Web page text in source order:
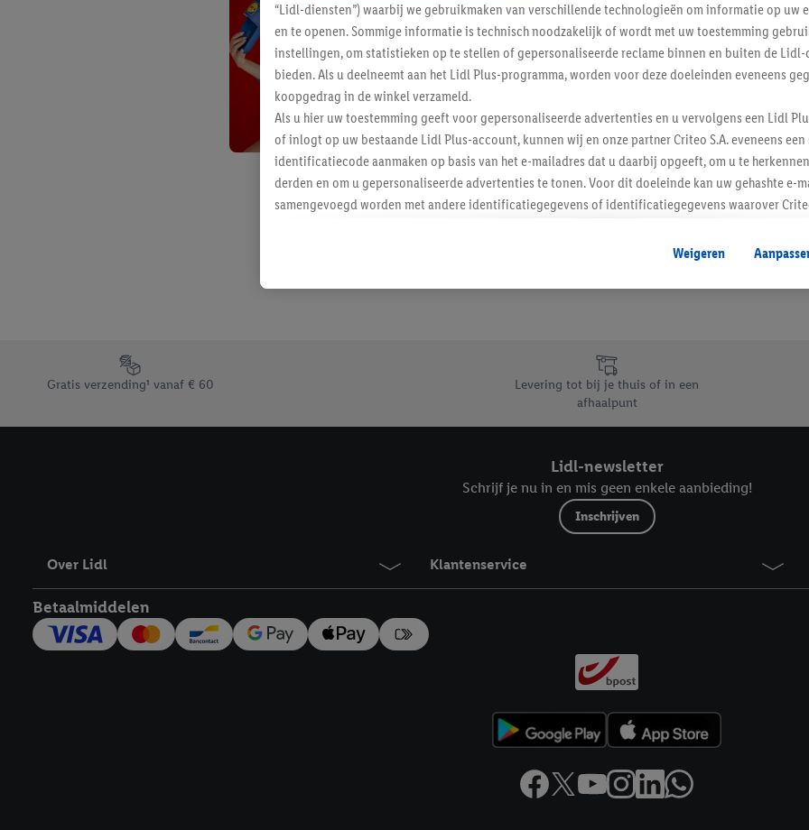
Blijf op de
Schrijf je in op de
Footerelement met de verschillende USPs van Lidl.be
Gratis verzending¹ vanaf € 60
Levering tot bij je thuis of in een
afhaalpunt
Lidl-newsletter
Schrijf je nu in en mis geen enkele aanbieding!
Inschrijven
Over Lidl Klantenservice
Betaalmiddelen
“Lidl-diensten”) waarbij we gebruikmaken van verschillende technologieën om informatie op uw
en te openen. Sommige informatie is technisch noodzakelijk of wordt met uw toestemming
instellingen, om statistieken op te stellen of gepersonaliseerde reclame binnen en buiten de Lidl-
bieden. Als u deelneemt aan het Lidl Plus-programma, worden voor deze doeleinden eveneens
koopgedrag in de winkel verzameld.
Als u hier uw toestemming geeft voor gepersonaliseerde advertenties en u vervolgens een Lidl
of inlogt op uw bestaande Lidl Plus-account, kunnen wij en onze partner Criteo S.A. eveneens
identificatiecode aanmaken op basis van het e-mailadres dat u daarbij opgeeft, om u te
derden en om u gepersonaliseerde advertenties te tonen. Voor dit doeleinde kan uw gehashte e-
samengevoegd worden met andere identificatiegegevens of identificatiegegevens waarover
Als u hiermee akkoord gaat, kunnen advertenties in het kader van retargeting, d.w.z. advertenties
u interesse hebt getoond (bijvoorbeeld door het product in de webshop aan uw winkelmandje
niet te kopen), ook op verschillende apparaten en verschillende Lidl-diensten worden
Onder “Aanpassen” kunt u individuele doeleinden toestaan en meer informatie vinden over de
Door op “weigeren” te klikken, kunt u alleen het gebruik van de noodzakelijke technologieën
“aanvaarden” te klikken, stemt u in met alle verwerkingen voor alle bovengenoemde doeleinden.
Weigeren